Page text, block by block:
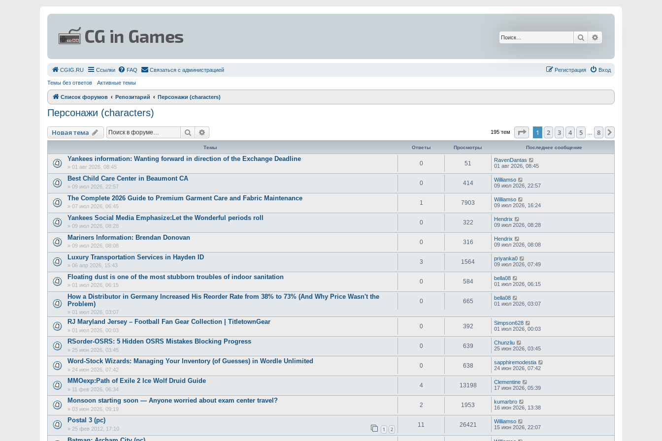
Поиск
СGIG.RU Ссылки FAQ Связаться с администрацией Вход
Регистрация
Темы без ответов Активные темы
Список форумов Репозитарий Персонажи (characters)
Персонажи (characters)
Новая тема Поиск 195 тем Страница1 из
1 2 3 4 5 8
Темы Ответы Просмотры Последнее сообщение
Yankees information: Wanting forward in direction of the Exchange Deadline
» 01 авг 2026, 08:45
0 51
RavenDantas
01 авг 2026, 08:45
Best Child Care Center in Beaumont CA
» 09 июл 2026, 22:57
0 414
Williamso
09 июл 2026, 22:57
The Complete 2026 Guide to Premium Garment Care and Fabric Maintenance
» 07 июл 2026, 06:45
1 7903
Williamso
09 июл 2026, 16:24
Yankees Social Media Emphasize:Let the Wonderful periods roll
» 09 июл 2026, 08:28
0 322
Hendrix
09 июл 2026, 08:28
Mariners Information: Brendan Donovan
» 09 июл 2026, 08:08
0 316
Hendrix
09 июл 2026, 08:08
Luxury Transportation Services in Hayden ID
» 06 апр 2026, 15:43
3 1564
priyanka0
09 июл 2026, 07:49
Floating dust is one of the most stubborn troubles of indoor sanitation
» 01 июл 2026, 06:15
0 584
bella08
01 июл 2026, 06:15
How a Distributor in Germany Increased His Reorder Rate from 38% to 73% (And Why Price Wasn't the
Problem)
» 01 июл 2026, 03:07
0 665
bella08
01 июл 2026, 03:07
RJ Maryland Jersey – Football Fan Gear Collection | TitletownGear
» 01 июл 2026, 00:03
0 392
Simpson628
01 июл 2026, 00:03
RSorder-OSRS: 5 Hidden OSRS Mistakes Blocking Progress
» 25 июн 2026, 03:45
0 639
Chunzliu
25 июн 2026, 03:45
Word-Stock Wizards: Managing Your Inventory (of Guesses) in Wordle Unlimited
» 24 июн 2026, 07:42
0 638
sapphiremodestia
24 июн 2026, 07:42
MMOexp:Path of Exile 2 Ice Wolf Druid Guide
» 11 фев 2026, 06:34
4 13198
Clementine
17 июн 2026, 05:39
Monsoon starting soon — Anyone worried about exam center travel?
» 03 июн 2026, 09:19
2 1953
kumarbro
16 июн 2026, 13:38
Postal 3 (pc)
» 25 фев 2012, 17:10 1 2
11 26421
Williamso
15 июн 2026, 22:07